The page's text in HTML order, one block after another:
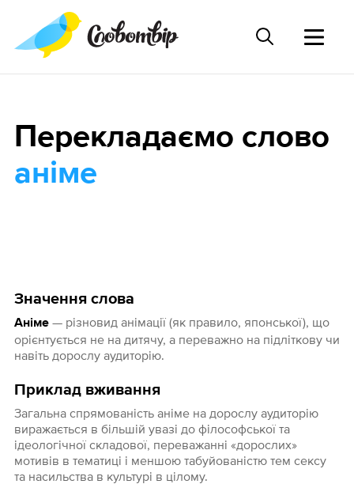
Значення слова
Аніме— різновид анімації (як правило, японської), що
орієнтується не на дитячу, а переважно на підліткову чи
навіть дорослу аудиторію.
Приклад вживання
Загальна спрямованість аніме на дорослу аудиторію
виражається в більшій увазі до філософської та
ідеологічної складової, переважанні «дорослих»
мотивів в тематиці і меншою табуйованістю тем сексу
та насильства в культурі в цілому.
Перекладаємо слово
аніме